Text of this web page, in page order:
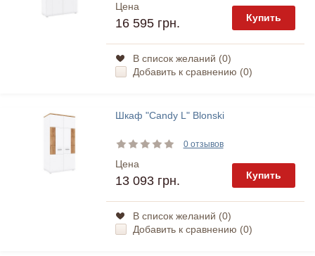
Цена
16 595 грн. Купить
В список желаний (0)
Добавить к сравнению (0)
Шкаф "Candy L" Blonski
0 отзывов
Цена
13 093 грн. Купить
В список желаний (0)
Добавить к сравнению (0)